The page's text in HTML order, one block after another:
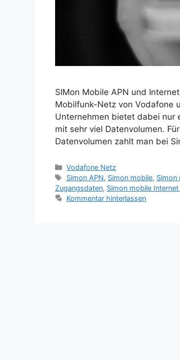
SIMon Mobile APN und
Mobilfunk-Netz von Vodafone
Unternehmen bietet dabei nur
mit sehr viel Datenvolumen.
Datenvolumen zahlt man bei
Kategorien
Vodafone Netz
Schlagwörter
Simon APN, Simon mobile, Simon
Zugangsdaten, Simon mobile
Kommentar hinterlassen